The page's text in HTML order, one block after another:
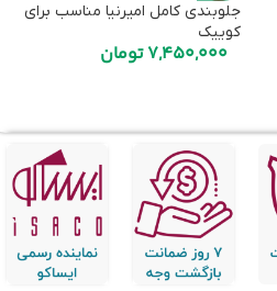
جلوبندی کامل امیرنیا مناسب برای
کوییک
7,450,000تومان